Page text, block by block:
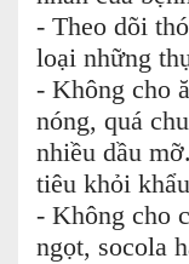
- Theo dõi
loại những
- Không cho
nóng, quá
nhiều dầu
tiêu khỏi
- Không cho
ngọt, socola